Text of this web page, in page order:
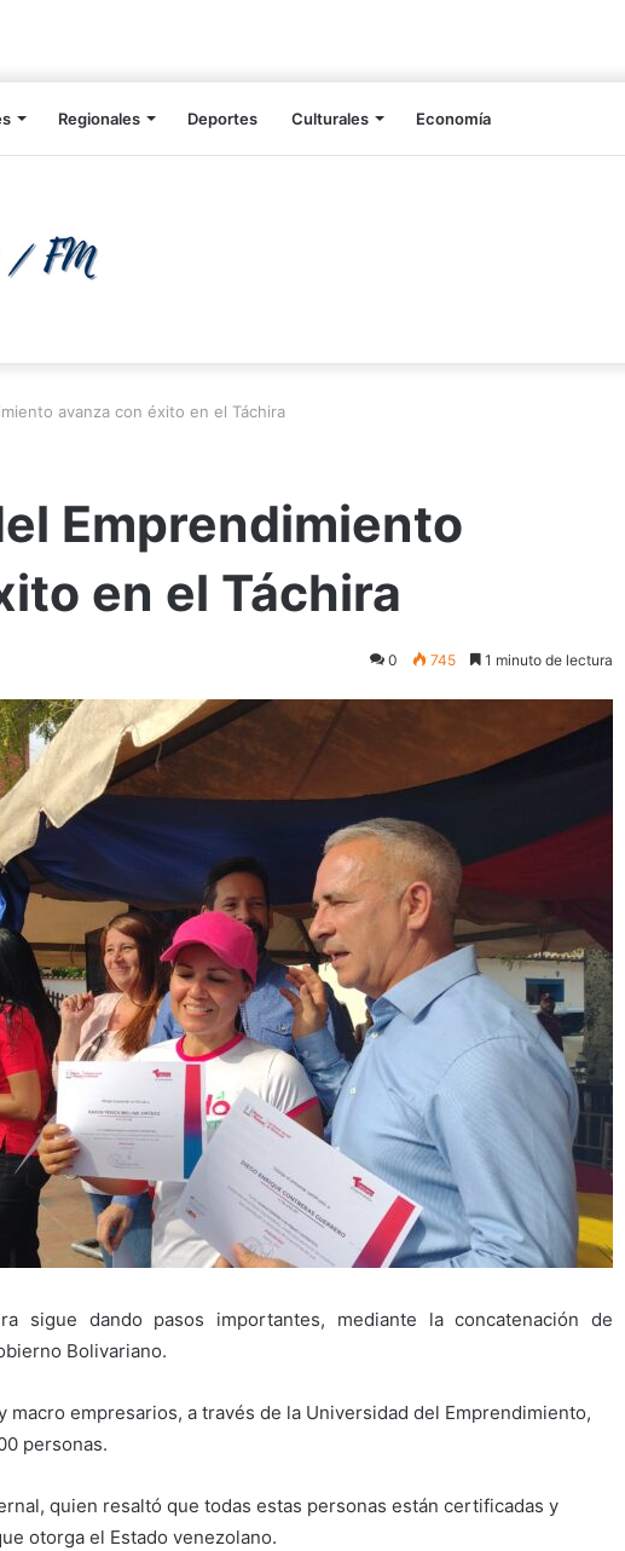
Regionales Deportes Culturales Economía
avanza con éxito en el Táchira
Emprendimiento
en el Táchira
0 745 1 minuto de lectura
sigue dando pasos importantes, mediante la concatenación de
Bolivariano.
macro empresarios, a través de la Universidad del Emprendimiento,
personas.
quien resaltó que todas estas personas están certificadas y
otorga el Estado venezolano.